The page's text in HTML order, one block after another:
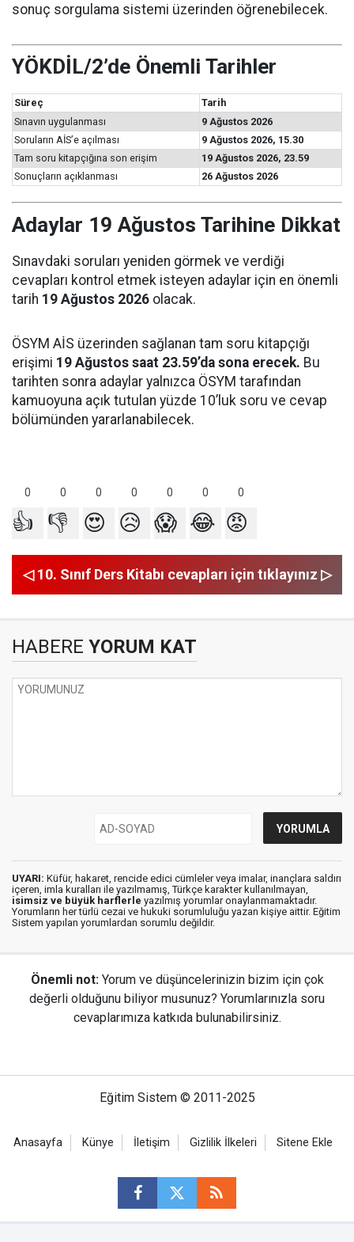
sonuç sorgulama sistemi üzerinden öğrenebilecek.
YÖKDİL/2’de Önemli Tarihler
Süreç
Tarih
Sınavın uygulanması
9 Ağustos 2026
Soruların AİS’e açılması
9 Ağustos 2026, 15.30
Tam soru kitapçığına son erişim
19 Ağustos 2026, 23.59
Sonuçların açıklanması
26 Ağustos 2026
Adaylar 19 Ağustos Tarihine Dikkat
Sınavdaki soruları yeniden görmek ve verdiği
cevapları kontrol etmek isteyen adaylar için en önemli
tarih 19 Ağustos 2026 olacak.
ÖSYM AİS üzerinden sağlanan tam soru kitapçığı
erişimi 19 Ağustos saat 23.59’da sona erecek. Bu
tarihten sonra adaylar yalnızca ÖSYM tarafından
kamuoyuna açık tutulan yüzde 10’luk soru ve cevap
bölümünden yararlanabilecek.
0 0 0 0 0 0 0
👍 👎 😍 😥 😱 😂 😡
◁ 10. Sınıf Ders Kitabı cevapları için tıklayınız ▷
HABERE YORUM KAT
UYARI: Küfür, hakaret, rencide edici cümleler veya imalar, inançlara saldırı
içeren, imla kuralları ile yazılmamış, Türkçe karakter kullanılmayan,
isimsiz ve büyük harflerle yazılmış yorumlar onaylanmamaktadır.
Yorumların her türlü cezai ve hukuki sorumluluğu yazan kişiye aittir. Eğitim
Sistem yapılan yorumlardan sorumlu değildir.
Önemli not: Yorum ve düşüncelerinizin bizim için çok
değerli olduğunu biliyor musunuz? Yorumlarınızla soru
cevaplarımıza katkıda bulunabilirsiniz.
Eğitim Sistem © 2011-2025
Anasayfa Künye İletişim Gizlilik İlkeleri Sitene Ekle